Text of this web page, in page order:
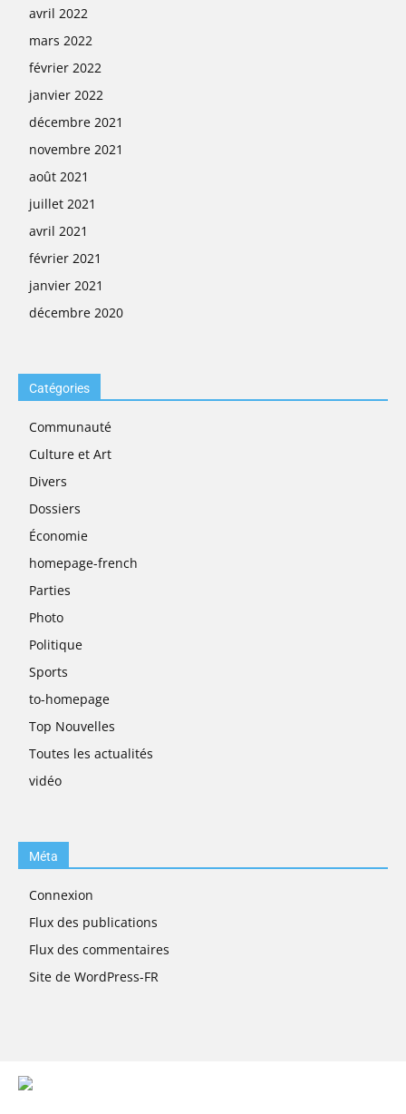
avril 2022
mars 2022
février 2022
janvier 2022
décembre 2021
novembre 2021
août 2021
juillet 2021
avril 2021
février 2021
janvier 2021
décembre 2020
Catégories
Communauté
Culture et Art
Divers
Dossiers
Économie
homepage-french
Parties
Photo
Politique
Sports
to-homepage
Top Nouvelles
Toutes les actualités
vidéo
Méta
Connexion
Flux des publications
Flux des commentaires
Site de WordPress-FR